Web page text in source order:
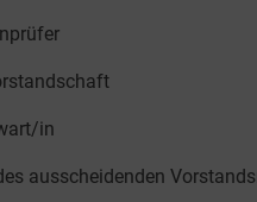
in
ausscheidenden